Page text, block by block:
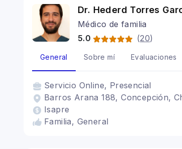
Dr. Hederd Torres
Médico de familia
5.0
(20)
General Sobre mí Evaluaciones
Servicio Online, Presencial
Barros Arana 188, Concepción,
Isapre
Familia, General